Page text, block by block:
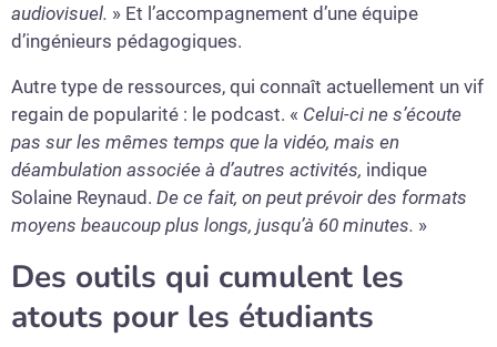
audiovisuel. » Et l’accompagnement d’une équipe
d’ingénieurs pédagogiques.
Autre type de ressources, qui connaît actuellement un vif
regain de popularité : le podcast. « Celui-ci ne s’écoute
pas sur les mêmes temps que la vidéo, mais en
déambulation associée à d’autres activités, indique
Solaine Reynaud. De ce fait, on peut prévoir des formats
moyens beaucoup plus longs, jusqu’à 60 minutes. »
Des outils qui cumulent les
atouts pour les étudiants